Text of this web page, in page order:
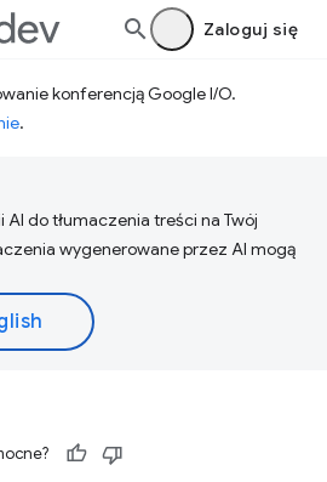
Zaloguj się
konferencją Google I/O.
.
do tłumaczenia treści na Twój
wygenerowane przez AI mogą